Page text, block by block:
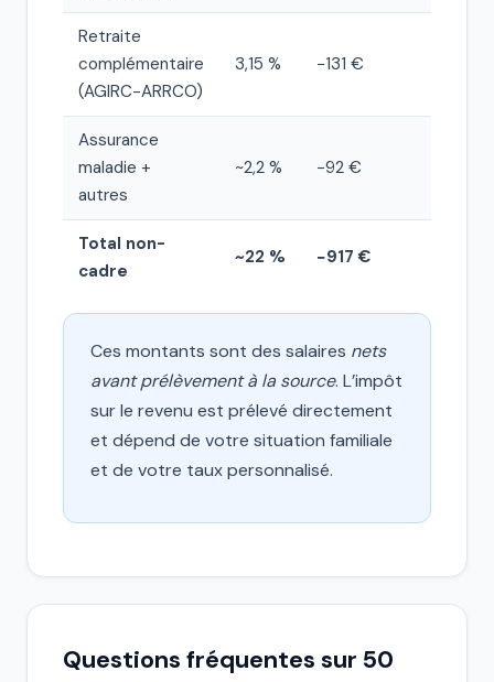
Retraite
complémentaire
(AGIRC-ARRCO)
3,15 % −131 €
Assurance
maladie +
autres
~2,2 % −92 €
Total non-
cadre
~22 % −917 €
Ces montants sont des salaires nets
avant prélèvement à la source. L’impôt
sur le revenu est prélevé directement
et dépend de votre situation familiale
et de votre taux personnalisé.
Questions fréquentes sur 50